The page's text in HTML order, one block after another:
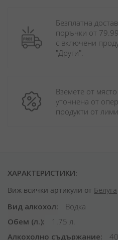
Безплатна
поръчки от
с включени
"Други".
Вземете от
уточнена от
продукти от
ХАРАКТЕРИСТИКИ:
Виж всички артикули от Белуга
Вид алкохол
Водка
Обем (л.)
1.75 л.
Алкохолно съдържание